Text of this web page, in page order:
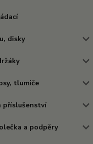
disky
tlumiče
příslušenství
a podpěry